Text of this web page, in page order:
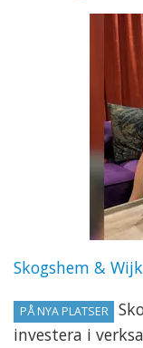
Skogshem & Wijk
PÅ NYA PLATSER
investera i